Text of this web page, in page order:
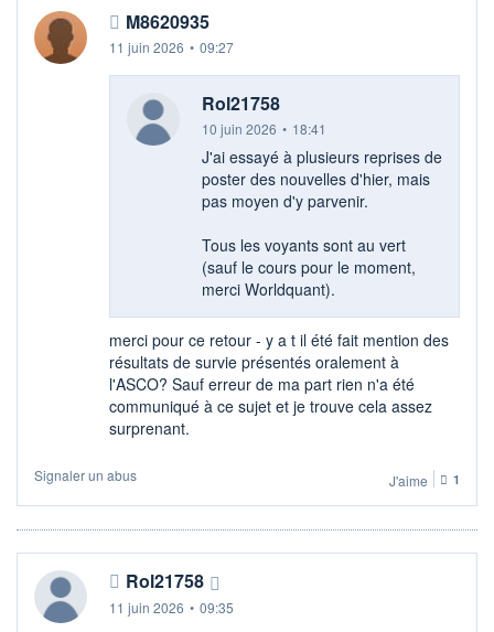
M8620935
11 juin 2026 • 09:27
Rol21758
10 juin 2026 • 18:41
J'ai essayé à plusieurs reprises de
poster des nouvelles d'hier, mais
pas moyen d'y parvenir.
Tous les voyants sont au vert
(sauf le cours pour le moment,
merci Worldquant).
merci pour ce retour - y a t il été fait mention des
résultats de survie présentés oralement à
l'ASCO? Sauf erreur de ma part rien n'a été
communiqué à ce sujet et je trouve cela assez
surprenant.
Signaler un abus J'aime 1
Rol21758
11 juin 2026 • 09:35